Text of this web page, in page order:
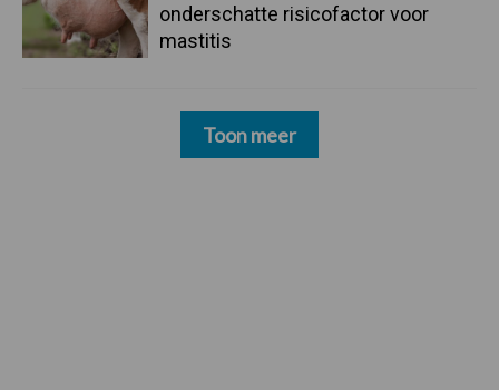
onderschatte risicofactor voor
mastitis
Toon meer